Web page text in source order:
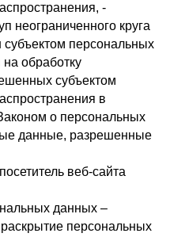
-
неограниченного круга
персональных
обработку
субъектом
в
о персональных
данные, разрешенные
веб-сайта
данных –
персональных